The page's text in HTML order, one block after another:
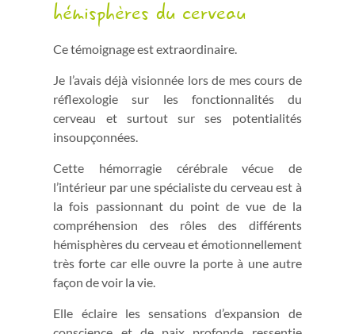
hémisphères du cerveau
Ce témoignage est extraordinaire.
Je l’avais déjà visionnée lors de mes cours de
réflexologie sur les fonctionnalités du
cerveau et surtout sur ses potentialités
insoupçonnées.
Cette hémorragie cérébrale vécue de
l’intérieur par une spécialiste du cerveau est à
la fois passionnant du point de vue de la
compréhension des rôles des différents
hémisphères du cerveau et émotionnellement
très forte car elle ouvre la porte à une autre
façon de voir la vie.
Elle éclaire les sensations d’expansion de